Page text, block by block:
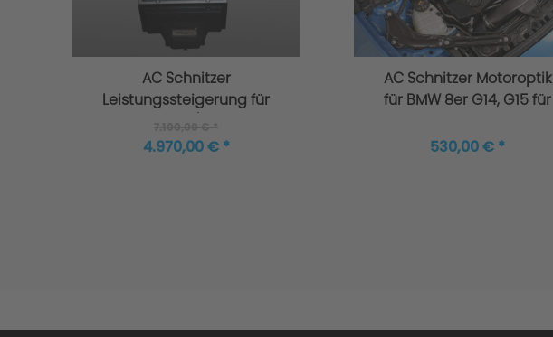
AC Schnitzer
Leistungssteigerung für
xDrive
4.970,00 € *
AC Schnitzer Motoroptik
für BMW 8er G14, G15 für
530,00 € *